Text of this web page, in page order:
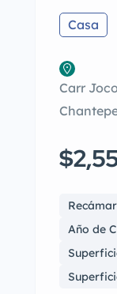
Casa
Carr
Año de